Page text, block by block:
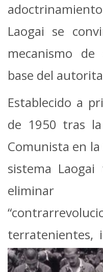
Laogai se
mecanismo
base del
Establecido a
de 1950 tras
Comunista en
sistema
terratenientes,